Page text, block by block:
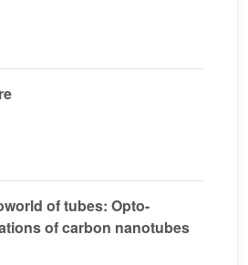
of tubes: Opto-
of carbon nanotubes